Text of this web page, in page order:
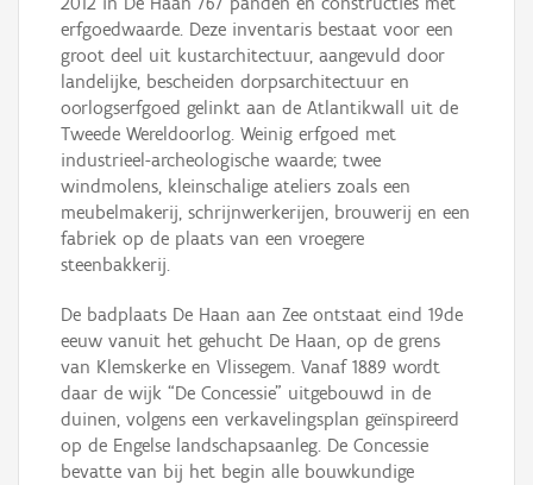
erfgoedwaarde. Deze inventaris bestaat voor een
groot deel uit kustarchitectuur, aangevuld door
landelijke, bescheiden dorpsarchitectuur en
oorlogserfgoed gelinkt aan de Atlantikwall uit de
Tweede Wereldoorlog. Weinig erfgoed met
industrieel-archeologische waarde; twee
windmolens, kleinschalige ateliers zoals een
meubelmakerij, schrijnwerkerijen, brouwerij en een
fabriek op de plaats van een vroegere
steenbakkerij.
De badplaats De Haan aan Zee ontstaat eind 19de
eeuw vanuit het gehucht De Haan, op de grens
van Klemskerke en Vlissegem. Vanaf 1889 wordt
daar de wijk “De Concessie” uitgebouwd in de
duinen, volgens een verkavelingsplan geïnspireerd
op de Engelse landschapsaanleg. De Concessie
bevatte van bij het begin alle bouwkundige